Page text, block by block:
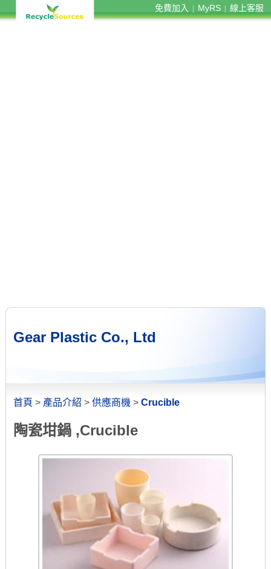
免費加入 MyRS 線上客服
Gear Plastic Co., Ltd
首頁 > 產品介紹 > 供應商機 > Crucible
陶瓷坩鍋 ,Crucible